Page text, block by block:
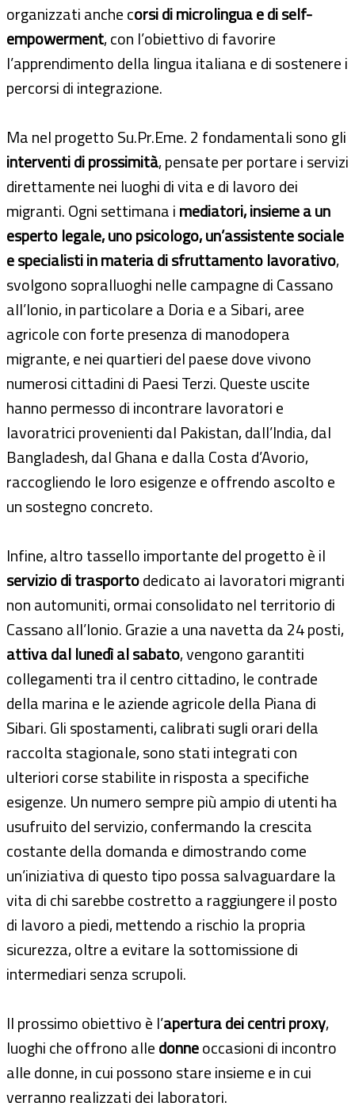
organizzati anche corsi di microlingua e di self-
empowerment, con l’obiettivo di favorire
l’apprendimento della lingua italiana e di sostenere i
percorsi di integrazione.
Ma nel progetto Su.Pr.Eme. 2 fondamentali sono gli
interventi di prossimità, pensate per portare i servizi
direttamente nei luoghi di vita e di lavoro dei
migranti. Ogni settimana imediatori, insieme a un
esperto legale, uno psicologo, un’assistente sociale
e specialisti in materia di sfruttamento lavorativo,
svolgono sopralluoghi nelle campagne di Cassano
all’Ionio, in particolare a Doria e a Sibari, aree
agricole con forte presenza di manodopera
migrante, e nei quartieri del paese dove vivono
numerosi cittadini di Paesi Terzi. Queste uscite
hanno permesso di incontrare lavoratori e
lavoratrici provenienti dal Pakistan, dall’India, dal
Bangladesh, dal Ghana e dalla Costa d’Avorio,
raccogliendo le loro esigenze e offrendo ascolto e
un sostegno concreto.
Infine, altro tassello importante del progetto è il
servizio di trasportodedicato ai lavoratori migranti
non automuniti, ormai consolidato nel territorio di
Cassano all’Ionio. Grazie a una navetta da 24 posti,
attiva dal lunedì al sabato, vengono garantiti
collegamenti tra il centro cittadino, le contrade
della marina e le aziende agricole della Piana di
Sibari. Gli spostamenti, calibrati sugli orari della
raccolta stagionale, sono stati integrati con
ulteriori corse stabilite in risposta a specifiche
esigenze. Un numero sempre più ampio di utenti ha
usufruito del servizio, confermando la crescita
costante della domanda e dimostrando come
un’iniziativa di questo tipo possa salvaguardare la
vita di chi sarebbe costretto a raggiungere il posto
di lavoro a piedi, mettendo a rischio la propria
sicurezza, oltre a evitare la sottomissione di
intermediari senza scrupoli.
Il prossimo obiettivo è l’apertura dei centri proxy,
luoghi che offrono alledonneoccasioni di incontro
alle donne, in cui possono stare insieme e in cui
verranno realizzati dei laboratori.